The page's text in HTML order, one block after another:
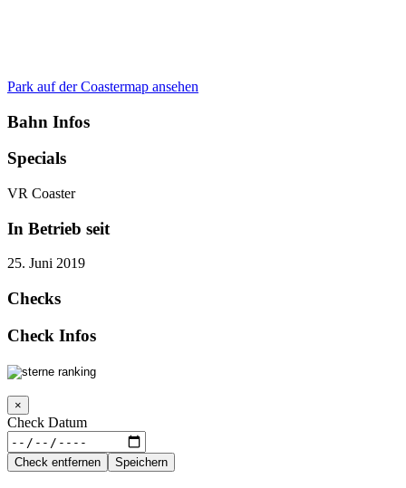
Park auf der Coastermap ansehen
Bahn Infos
Specials
VR Coaster
In Betrieb seit
25. Juni 2019
Checks
Check Infos
×
Check Datum
Check entfernen Speichern